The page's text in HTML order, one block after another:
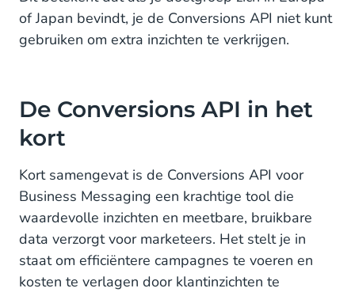
of Japan bevindt, je de Conversions API niet kunt
gebruiken om extra inzichten te verkrijgen.
De Conversions API in het
kort
Kort samengevat is de Conversions API voor
Business Messaging een krachtige tool die
waardevolle inzichten en meetbare, bruikbare
data verzorgt voor marketeers. Het stelt je in
staat om efficiëntere campagnes te voeren en
kosten te verlagen door klantinzichten te